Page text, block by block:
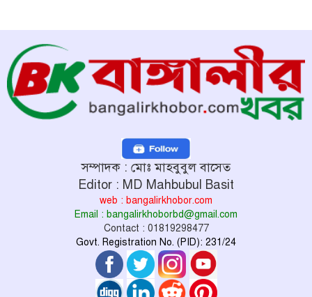
সম্পাদক : মোঃ মাহবুবুল বাসেত
Editor : MD Mahbubul Basit
web : bangalirkhobor.com
Email : bangalirkhoborbd@gmail.com
Contact : 01819298477
Govt. Registration No. (PID): 231/24